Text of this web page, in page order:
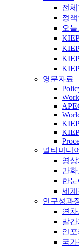
전
정
오
영문자료
멀티미디
영상
만화
한눈
세계
연구성과
연차
발
인포
국